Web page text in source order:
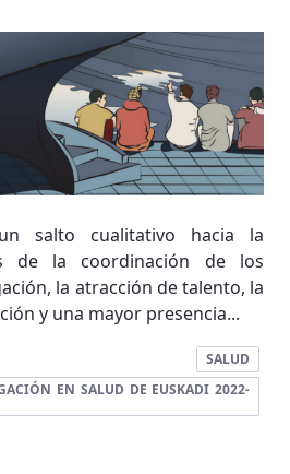
salto cualitativo hacia la
de la coordinación de los
la atracción de talento, la
y una mayor presencia...
SALUD
EN SALUD DE EUSKADI 2022-